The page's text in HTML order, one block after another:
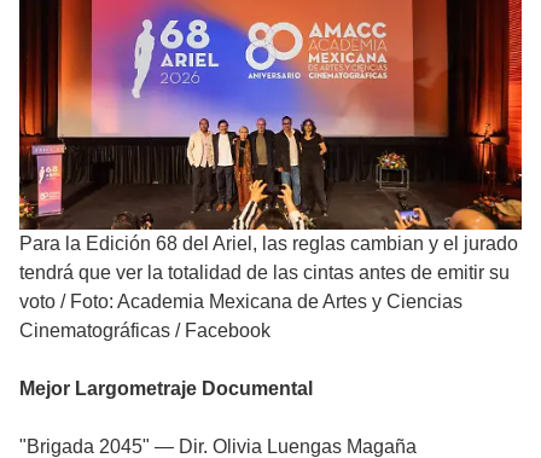
Para la Edición 68 del Ariel, las reglas cambian y el jurado
tendrá que ver la totalidad de las cintas antes de emitir su
voto / Foto: Academia Mexicana de Artes y Ciencias
Cinematográficas / Facebook
Mejor Largometraje Documental
"Brigada 2045" — Dir. Olivia Luengas Magaña